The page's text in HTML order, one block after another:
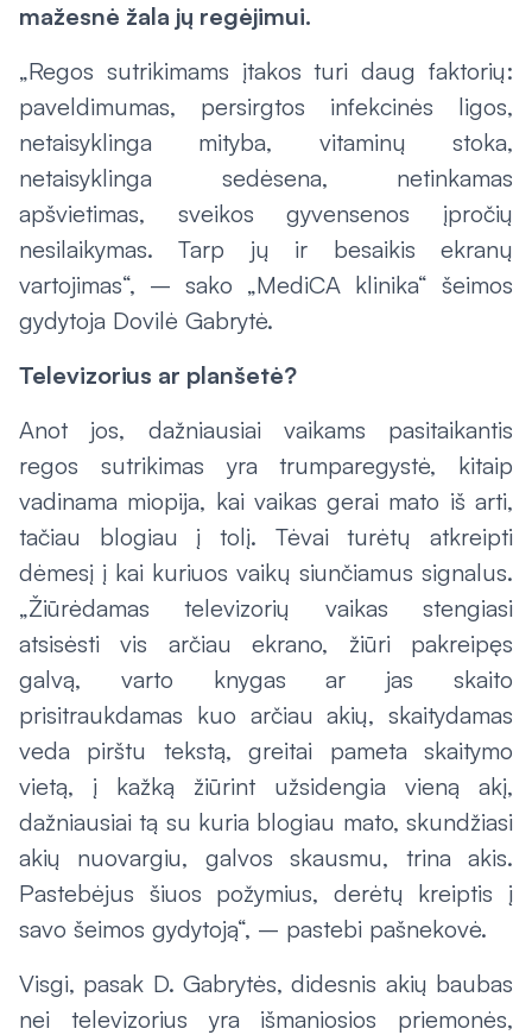
mažesnė žala jų regėjimui.
„Regos sutrikimams įtakos turi daug faktorių:
paveldimumas, persirgtos infekcinės ligos,
netaisyklinga mityba, vitaminų stoka,
netaisyklinga sedėsena, netinkamas
apšvietimas, sveikos gyvensenos įpročių
nesilaikymas. Tarp jų ir besaikis ekranų
vartojimas“, – sako „MediCA klinika“ šeimos
gydytoja Dovilė Gabrytė.
Televizorius ar planšetė?
Anot jos, dažniausiai vaikams pasitaikantis
regos sutrikimas yra trumparegystė, kitaip
vadinama miopija, kai vaikas gerai mato iš arti,
tačiau blogiau į tolį. Tėvai turėtų atkreipti
dėmesį į kai kuriuos vaikų siunčiamus signalus.
„Žiūrėdamas televizorių vaikas stengiasi
atsisėsti vis arčiau ekrano, žiūri pakreipęs
galvą, varto knygas ar jas skaito
prisitraukdamas kuo arčiau akių, skaitydamas
veda pirštu tekstą, greitai pameta skaitymo
vietą, į kažką žiūrint užsidengia vieną akį,
dažniausiai tą su kuria blogiau mato, skundžiasi
akių nuovargiu, galvos skausmu, trina akis.
Pastebėjus šiuos požymius, derėtų kreiptis į
savo šeimos gydytoją“, – pastebi pašnekovė.
Visgi, pasak D. Gabrytės, didesnis akių baubas
nei televizorius yra išmaniosios priemonės,